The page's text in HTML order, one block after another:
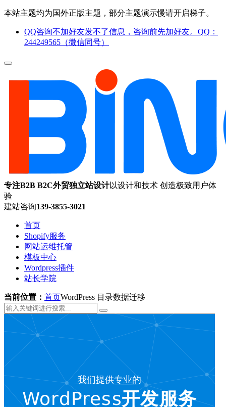
本站主题均为国外正版主题，部分主题演示慢请开启梯子。
QQ咨询不加好友发不了信息，咨询前先加好友。QQ：
244249565（微信同号）
专注B2B B2C外贸独立站设计以设计和技术 创造极致用户体
验
建站咨询139-3855-3021
首页
Shopify服务
网站运维托管
模板中心
Wordpress插件
站长学院
当前位置： 首页WordPress 目录数据迁移